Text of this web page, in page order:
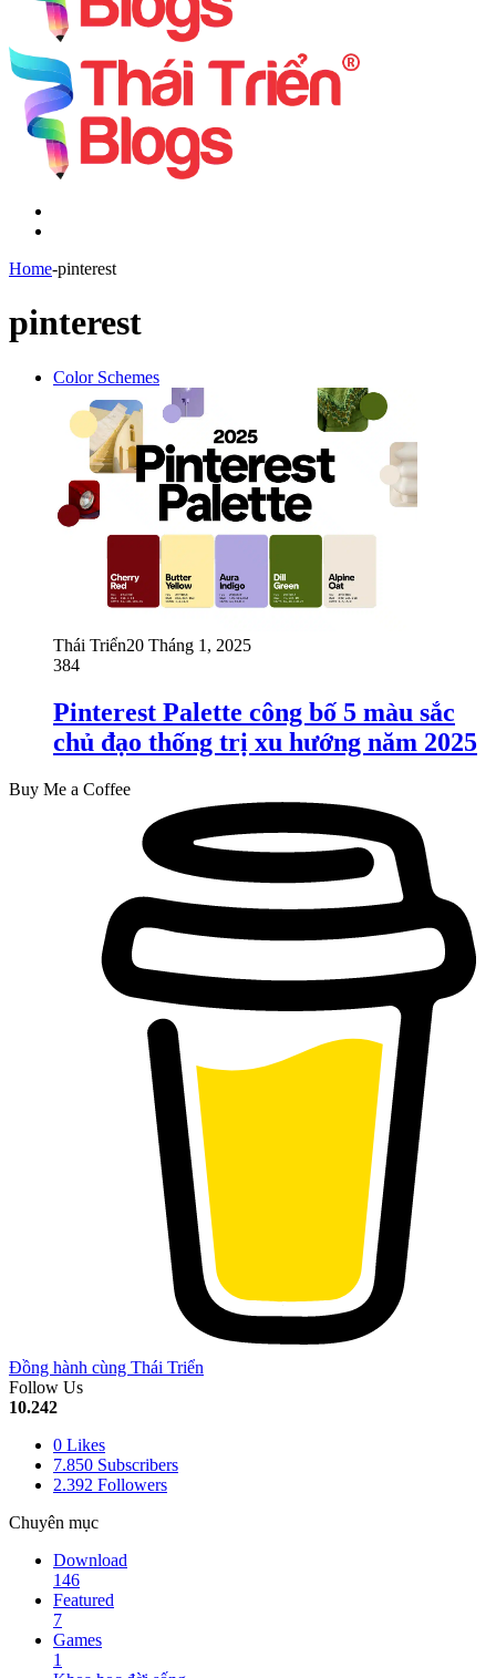
Home-pinterest
pinterest
Color Schemes
Thái Triển20 Tháng 1, 2025
384
Pinterest Palette công bố 5 màu sắc
chủ đạo thống trị xu hướng năm 2025
Buy Me a Coffee
Đồng hành cùng Thái Triển
Follow Us
10.242
0 Likes
7.850 Subscribers
2.392 Followers
Chuyên mục
Download
146
Featured
7
Games
1